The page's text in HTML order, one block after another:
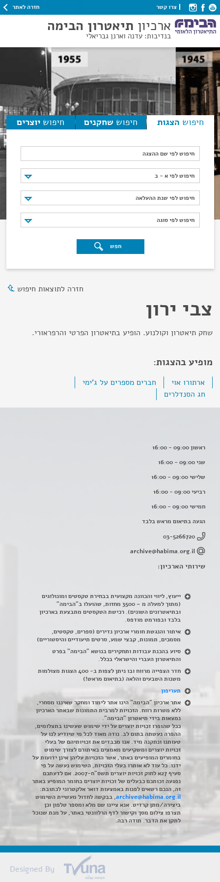
צרו קשר חזרה לאתר
ארכיון תיאטרון הבימה
בנדיבות: עדנה וארנן גבריאלי
חיפוש הצגות חיפוש שחקנים חיפוש יוצרים
חיפוש לפי שם ההצגה
חיפוש לפי א - ב
חיפוש לפי א - ב
חיפוש לפי שנת ההעלאה
חיפוש לפי שנת ההעלאה
חיפוש לפי סוגה
חיפוש לפי סוגה
חפש
חזרה לתוצאות חיפוש
צבי ירון
שחק תיאטרון וקולנוע. הופיע בתיאטרון הפרטי והרפראורי.
מופיע בהצגות:
ארתורו אוי
חברים מספרים על ג'ימי
חג הסנדלרים
ראשון 09:00 - 16:00
שני 09:00 - 16:00
שלישי 09:00 - 16:00
רביעי 09:00 - 16:00
חמישי 09:00 - 16:00
הגעה בתיאום מראש בלבד
03-5266720
archive@habima.org.il
שירותי הארכיון:
ייעוץ, ליווי והכוונה מקצועית בבחירת טקסטים ומונולוגים
(מתוך למעלה מ – 3500 מחזות, שהועלו ב"הבימה"
ובתיאטרונים השונים). רכישת הטקסטים מתבצעת בארכיון
בלבד ובפורמט מודפס.
איתור והנגשת חומרי ארכיון נדירים (ספרים, טקסטים,
מסמכים, תמונות, קבצי שמע, סרטים תיעודיים והיסטוריים)
סיוע בהכנת עבודות ותחקירים בנושא "הבימה" בפרט
והתיאטרון העברי והישראלי בכלל.
חדר הצפייה מרווח ובו ניתן לצפות ב- 400 הצגות מצולמות
משנות השבעים והלאה (בתיאום מראש!)
תעריפון
אתר ארכיון "הבימה" הינו אתר לימוד ומחקר שאיננו מסחרי,
ללא מטרות רווח. הזכויות למרבית התמונות שבאתר הארכיון
נמצאות בידי תיאטרון "הבימה".
ככל שהופרו זכויות יוצרים על ידי שימוש שעשינו בתצלומים,
ההפרה נעשתה בתום לב. נודה מאוד לכל מי שיודיע לנו על
טעותנו ונתקנה מיד. אנו מכבדים את זכויותיהם של בעלי
זכויות יוצרים ומשקיעים מאמצים באיתורם לצורך שימוש
בחומרים המופיעים באתר, אשר הזכויות עליהן אינן ידועות על
ידנו. כל עוד לא אותרו בעלי הזכויות, השימוש נעשה על פי
סעיף 27א לחוק זכויות יוצרים תשס"ח-2007. אם לדעתכם
נפגעה זכותכם כבעלים של זכויות יוצרים בחומר המופיע באתר
זה, הנכם רשאים לפנות באמצעות דואר אלקטרוני לכתובת:
archive@habima.org.il, בבקשה לחדול מעשיית השימוש
ביצירה/מתן קרדיט. אנא ציינו שם מלא ומספר טלפון וכן
תצרפו צילום מסך וקישור לדף הרלוונטי באתר, על מנת שנוכל
לתקן את הדבר. תודה רבה.
Designed By